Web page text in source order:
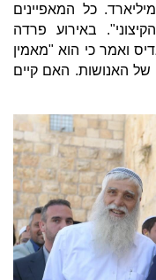
פלופונסוס… ויש לה תמ"ג של 500 מיליארד. כל המאפיינים
באירוע פרדה
ואמר כי הוא "מאמין
האנושות. האם קיים